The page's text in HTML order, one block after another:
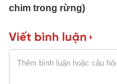
chim trong rừng)
Viết bình luận